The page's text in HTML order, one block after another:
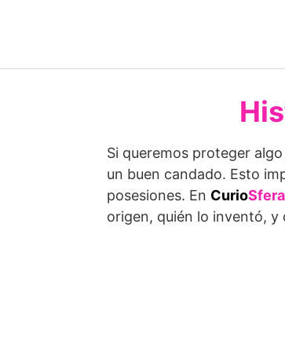
Si queremos proteger
un buen candado. Esto
posesiones. En CurioSfera
origen, quién lo inventó, y